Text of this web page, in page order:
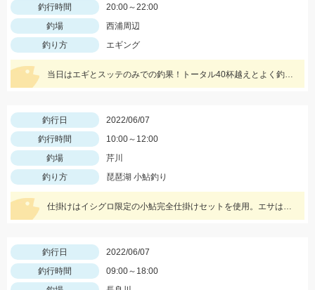
釣行時間
20:00～22:00
釣場
西浦周辺
釣り方
エギング
当日はエギとスッテのみでの釣果！トータル40杯越えとよく釣れました♪
釣行日
2022/06/07
釣行時間
10:00～12:00
釣場
芹川
釣り方
琵琶湖 小鮎釣り
仕掛けはイシグロ限定の小鮎完全仕掛けセットを使用。エサは、小鮎マキエ、小鮎乱舞、冷凍シラスのミックス餌を使用しました。
釣行日
2022/06/07
釣行時間
09:00～18:00